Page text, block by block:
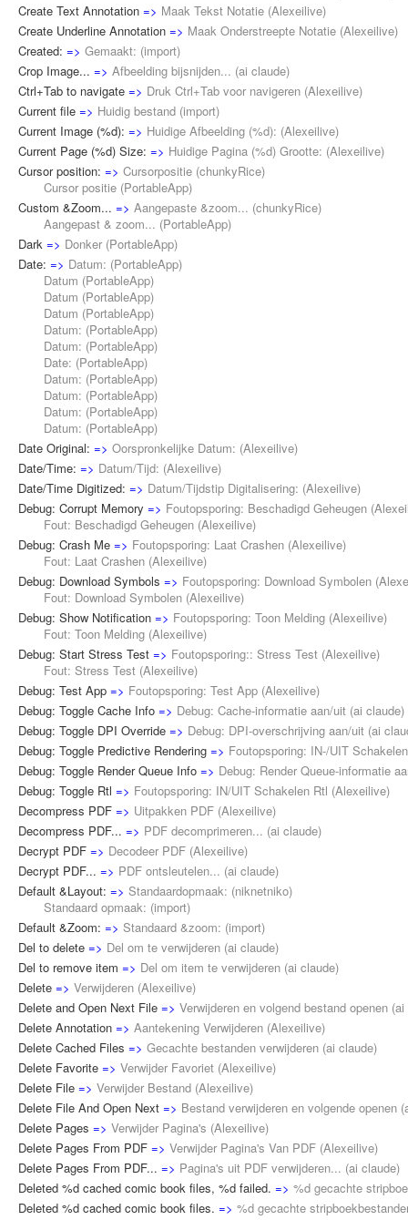
Create Text Annotation => Maak Tekst Notatie (Alexeilive)
Create Underline Annotation => Maak Onderstreepte Notatie (Alexeilive)
Created: => Gemaakt: (import)
Crop Image... => Afbeelding bijsnijden... (ai claude)
Ctrl+Tab to navigate => Druk Ctrl+Tab voor navigeren (Alexeilive)
Current file => Huidig bestand (import)
Current Image (%d): => Huidige Afbeelding (%d): (Alexeilive)
Current Page (%d) Size: => Huidige Pagina (%d) Grootte: (Alexeilive)
Cursor position: => Cursorpositie (chunkyRice)
Cursor positie (PortableApp)
Custom &Zoom... => Aangepaste &zoom... (chunkyRice)
Aangepast & zoom... (PortableApp)
Dark => Donker (PortableApp)
Date: => Datum: (PortableApp)
Datum (PortableApp)
Datum (PortableApp)
Datum (PortableApp)
Datum: (PortableApp)
Datum: (PortableApp)
Date: (PortableApp)
Datum: (PortableApp)
Datum: (PortableApp)
Datum: (PortableApp)
Datum: (PortableApp)
Date Original: => Oorspronkelijke Datum: (Alexeilive)
Date/Time: => Datum/Tijd: (Alexeilive)
Date/Time Digitized: => Datum/Tijdstip Digitalisering: (Alexeilive)
Debug: Corrupt Memory => Foutopsporing: Beschadigd Geheugen (
Fout: Beschadigd Geheugen (Alexeilive)
Debug: Crash Me => Foutopsporing: Laat Crashen (Alexeilive)
Fout: Laat Crashen (Alexeilive)
Debug: Download Symbols => Foutopsporing: Download Symbolen (
Fout: Download Symbolen (Alexeilive)
Debug: Show Notification => Foutopsporing: Toon Melding (Alexeilive)
Fout: Toon Melding (Alexeilive)
Debug: Start Stress Test => Foutopsporing:: Stress Test (Alexeilive)
Fout: Stress Test (Alexeilive)
Debug: Test App => Foutopsporing: Test App (Alexeilive)
Debug: Toggle Cache Info => Debug: Cache-informatie aan/uit (ai claude)
Debug: Toggle DPI Override => Debug: DPI-overschrijving aan/uit (ai
Debug: Toggle Predictive Rendering => Foutopsporing: IN-/UIT
Debug: Toggle Render Queue Info => Debug: Render Queue-informatie
Debug: Toggle Rtl => Foutopsporing: IN/UIT Schakelen Rtl (Alexeilive)
Decompress PDF => Uitpakken PDF (Alexeilive)
Decompress PDF... => PDF decomprimeren... (ai claude)
Decrypt PDF => Decodeer PDF (Alexeilive)
Decrypt PDF... => PDF ontsleutelen... (ai claude)
Default &Layout: => Standaardopmaak: (niknetniko)
Standaard opmaak: (import)
Default &Zoom: => Standaard &zoom: (import)
Del to delete => Del om te verwijderen (ai claude)
Del to remove item => Del om item te verwijderen (ai claude)
Delete => Verwijderen (Alexeilive)
Delete and Open Next File => Verwijderen en volgend bestand openen (ai
Delete Annotation => Aantekening Verwijderen (Alexeilive)
Delete Cached Files => Gecachte bestanden verwijderen (ai claude)
Delete Favorite => Verwijder Favoriet (Alexeilive)
Delete File => Verwijder Bestand (Alexeilive)
Delete File And Open Next => Bestand verwijderen en volgende openen (
Delete Pages => Verwijder Pagina's (Alexeilive)
Delete Pages From PDF => Verwijder Pagina's Van PDF (Alexeilive)
Delete Pages From PDF... => Pagina's uit PDF verwijderen... (ai claude)
Deleted %d cached comic book files, %d failed. => %d gecachte
Deleted %d cached comic book files. => %d gecachte